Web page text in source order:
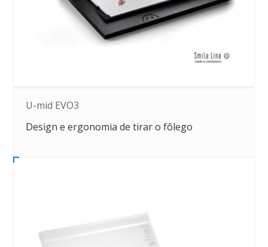
U-mid EVO3
Design e ergonomia de tirar o fôlego